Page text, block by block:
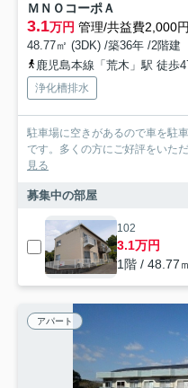
ＭＮＯコーポＡ
3.1万円 管理/共益費2,000円
48.77㎡ (3DK) /築36年 /2階建
鹿児島本線「荒木」駅 徒歩
浄化槽排水
駐車場に空きがあるので車を駐
です。多くの方にご好評をいた
見る
募集中の部屋
102
3.1万円
1階 / 48.77
アパート